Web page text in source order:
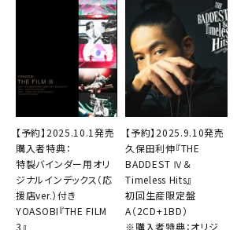
【予約】2025.10.1発売
購入者特典：
特製バインダー用オリ
ジナルインデックス（応
援店ver.）付き
YOASOBI『THE FILM
3』
【予約】2025.9.10発売
久保田利伸『THE
BADDEST Ⅳ＆
Timeless Hits』
初回生産限定盤
A（2CD+1BD）
※購入者特典：オリジ